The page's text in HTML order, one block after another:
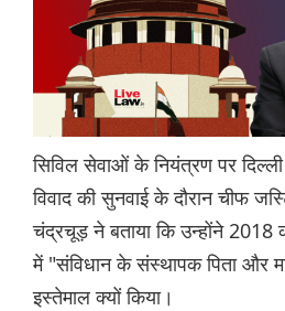
सिविल सेवाओं के नियंत्रण पर
विवाद की सुनवाई के दौरान चीफ
चंद्रचूड़ ने बताया कि उन्होंने
में "संविधान के संस्थापक पिता और
इस्तेमाल क्यों किया।